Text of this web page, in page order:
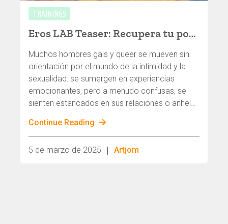
TRAININGS
Eros LAB Teaser: Recupera tu poder erótico
Muchos hombres gais y queer se mueven sin
orientación por el mundo de la intimidad y la
sexualidad: se sumergen en experiencias
emocionantes, pero a menudo confusas, se
sienten estancados en sus relaciones o anhelan
Weekend ofrece un espacio en el que puedes
una manera consciente, transformadora y
Continue Reading
5 de marzo de 2025 | Artjom